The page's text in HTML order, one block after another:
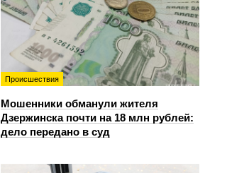
Происшествия
Мошенники обманули жителя
Дзержинска почти на 18 млн рублей:
дело передано в суд